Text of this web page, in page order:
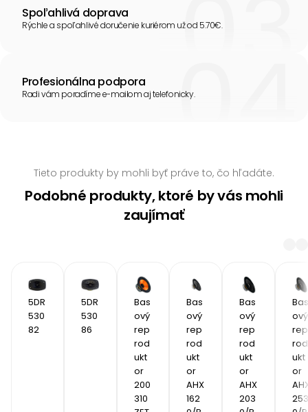
Spoľahlivá doprava
Rýchle a spoľahlivé doručenie kuriérom už od 5.70€.
Profesionálna podpora
Radi vám poradíme e-mailom aj telefonicky.
Tieto produkty by mohli byť práve to, čo hľadáte.
Podobné produkty, ktoré by vás mohli
zaujímať
5DR
530
82
5DR
530
86
Bas
ový
rep
rod
ukt
or
200
310
Bas
ový
rep
rod
ukt
or
AHX
162
Bas
ový
rep
rod
ukt
or
AHX
203
Bas
ový
rep
rod
ukt
or
253